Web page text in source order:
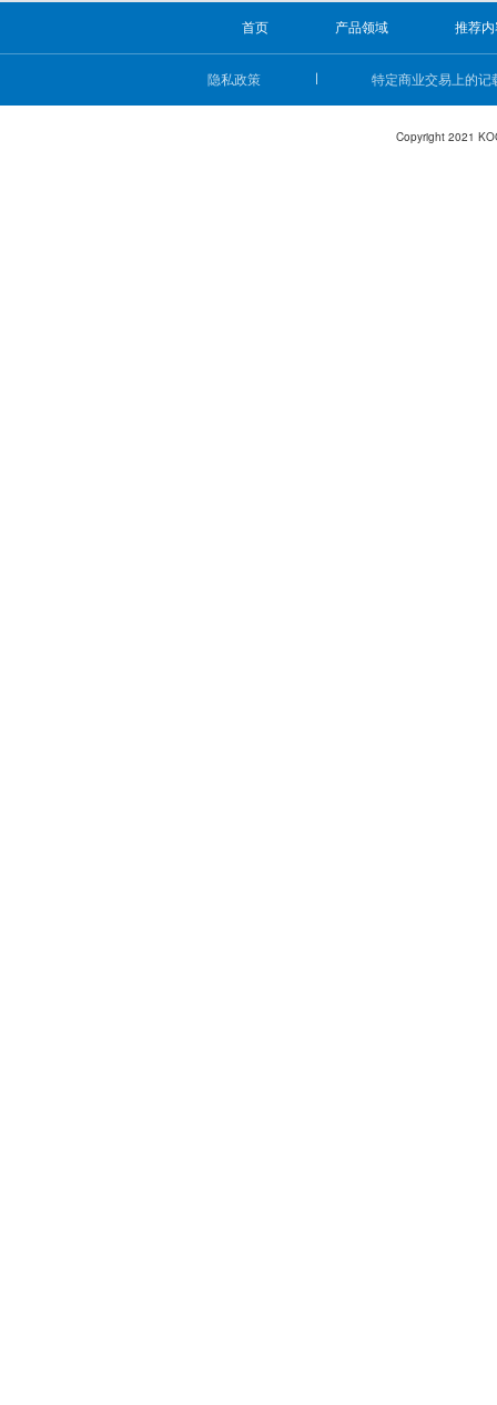
首页 产品领域 推荐
隐私政策 特定商业交易上的记
Copyright 2021